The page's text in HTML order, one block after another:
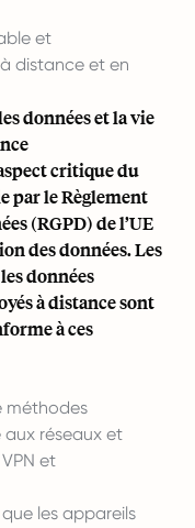
et
distance et en
données et la vie
critique du
par le Règlement
(RGPD) de l’UE
des données. Les
données
à distance sont
à ces
méthodes
aux réseaux et
et
que les appareils